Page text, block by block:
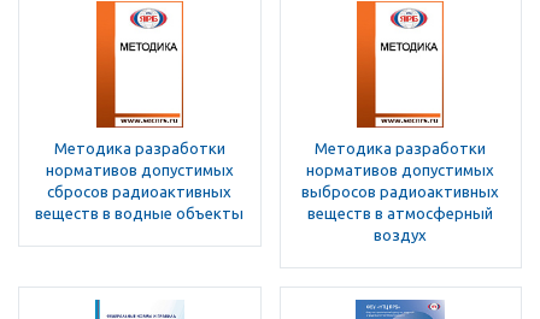
Методика разработки
нормативов допустимых
сбросов радиоактивных
веществ в водные объекты
Методика разработки
нормативов допустимых
выбросов радиоактивных
веществ в атмосферный
воздух